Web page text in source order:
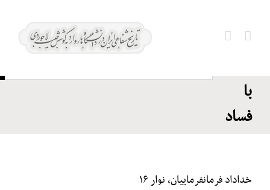
در
با
فساد
for:
خداداد فرمانفرماییان، نوار ۱۶